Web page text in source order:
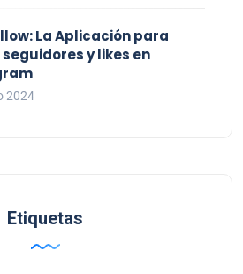
La Aplicación para
y likes en
2024
Etiquetas